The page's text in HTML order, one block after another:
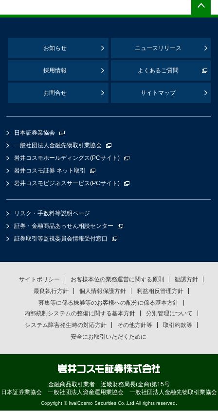
お知らせ ニュースリリース
採用情報 よくあるご質問
お問合せ サイトマップ
日本証券業協会
一般社団法人金融先物取引業協会
岩井コスモホールディングス(PCサイト)
岩井コスモ証券 ネット取引
岩井コスモビジネスサービス(PCサイト)
リスク・手数料等説明ページ
証券・金融商品あっせん相談センター
証券取引等監視委員会情報受付窓口
サイトポリシー お客様本位の業務運営に関する原則
勧誘方針
最良執行方針
個人情報保護方針
利益相反管理方針
募集等に係る株券等のお客様への配分に係る基本方針
内部統制システムの整備に関する基本方針
分別管理について
システム障害発生時の対応方針
その他方針等
取引約款等
安全にお取引いただくために
金融商品取引業者 近畿財務局長(金商)第15号
日本証券業協会 一般社団法人資産運用業協会 一般社団法人金融先物取引業協会
Copyright © IwaiCosmo Securities Co.,Ltd.All rights reserved.